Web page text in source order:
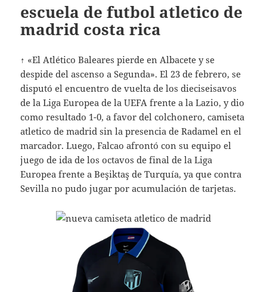
escuela de futbol atletico de
madrid costa rica
↑ «El Atlético Baleares pierde en Albacete y se
despide del ascenso a Segunda». El 23 de febrero, se
disputó el encuentro de vuelta de los dieciseisavos
de la Liga Europea de la UEFA frente a la Lazio, y dio
como resultado 1-0, a favor del colchonero, camiseta
atletico de madrid sin la presencia de Radamel en el
marcador. Luego, Falcao afrontó con su equipo el
juego de ida de los octavos de final de la Liga
Europea frente a Beşiktaş de Turquía, ya que contra
Sevilla no pudo jugar por acumulación de tarjetas.